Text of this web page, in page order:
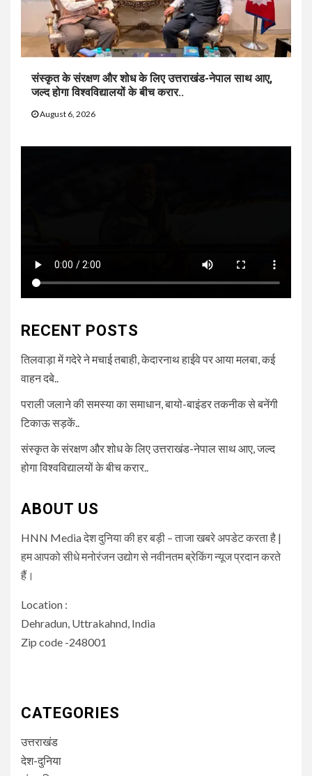
संस्कृत के संरक्षण और शोध के लिए उत्तराखंड-नेपाल साथ आए,
जल्द होगा विश्वविद्यालयों के बीच करार..
August 6, 2026
RECENT POSTS
तिलवाड़ा में गदेरे ने मचाई तबाही, केदारनाथ हाईवे पर आया मलबा, कई
वाहन दबे..
पराली जलाने की समस्या का समाधान, बायो-बाइंडर तकनीक से बनेंगी
टिकाऊ सड़कें..
संस्कृत के संरक्षण और शोध के लिए उत्तराखंड-नेपाल साथ आए, जल्द
होगा विश्वविद्यालयों के बीच करार..
ABOUT US
HNN Media देश दुनिया की हर बड़ी – ताजा खबरे अपडेट करता है |
हम आपको सीधे मनोरंजन उद्योग से नवीनतम ब्रेकिंग न्यूज प्रदान करते
हैं।
Location :
Dehradun, Uttrakahnd, India
Zip code -248001
CATEGORIES
उत्तराखंड
देश-दुनिया